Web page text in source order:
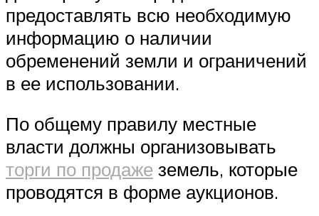
предоставлять всю необходимую
информацию о наличии
обременений земли и ограничений
в ее использовании.
По общему правилу местные
власти должны организовывать
торги по продаже земель, которые
проводятся в форме аукционов.